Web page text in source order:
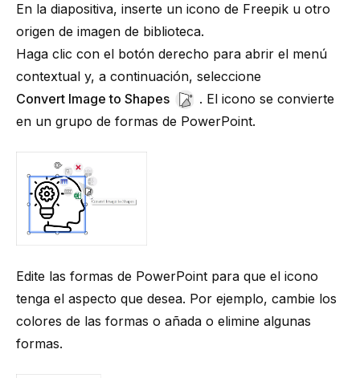
En la diapositiva, inserte un icono de Freepik u otro
origen de imagen de biblioteca.
Haga clic con el botón derecho para abrir el menú
contextual y, a continuación, seleccione
Convert Image to Shapes
. El icono se convierte
en un grupo de formas de PowerPoint.
Edite las formas de PowerPoint para que el icono
tenga el aspecto que desea. Por ejemplo, cambie los
colores de las formas o añada o elimine algunas
formas.